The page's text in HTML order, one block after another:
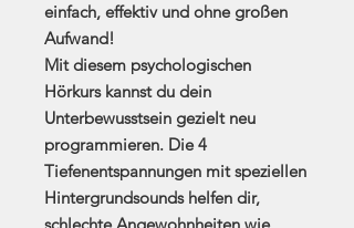
einfach, effektiv und ohne großen
Aufwand!
Mit diesem psychologischen
Hörkurs kannst du dein
Unterbewusstsein gezielt neu
programmieren. Die4
Tiefenentspannungen mit speziellen
Hintergrundsounds helfen dir,